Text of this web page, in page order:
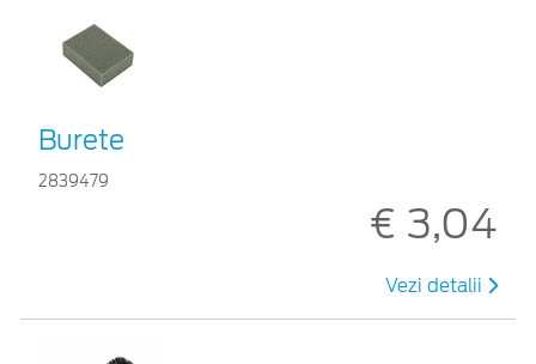
Burete
2839479
€ 3,04
Vezi detalii